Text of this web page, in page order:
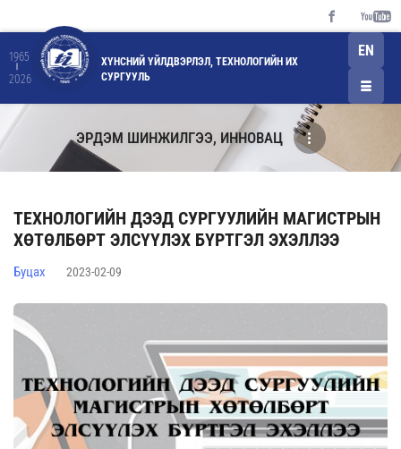
1965
2026
ХҮНСНИЙ ҮЙЛДВЭРЛЭЛ, ТЕХНОЛОГИЙН ИХ
СУРГУУЛЬ
EN
ЭРДЭМ ШИНЖИЛГЭЭ, ИННОВАЦ
ТЕХНОЛОГИЙН ДЭЭД СУРГУУЛИЙН МАГИСТРЫН
ХӨТӨЛБӨРТ ЭЛСҮҮЛЭХ БҮРТГЭЛ ЭХЭЛЛЭЭ
Буцах 2023-02-09